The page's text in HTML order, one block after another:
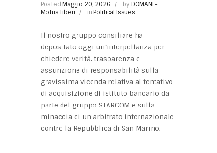
Posted Maggio 20, 2026 by DOMANI -
Motus Liberi
in Political Issues
Il nostro gruppo consiliare ha
depositato oggi un’interpellanza per
chiedere verità, trasparenza e
assunzione di responsabilità sulla
gravissima vicenda relativa al tentativo
di acquisizione di istituto bancario da
parte del gruppo STARCOM e sulla
minaccia di un arbitrato internazionale
contro la Repubblica di San Marino.